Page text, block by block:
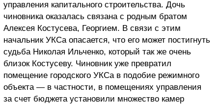
управления капитального строительства. Дочь
чиновника оказалась связана с родным братом
Алексея Костусева, Георгием. В связи с этим
начальник УКСа опасается, что его может постигнуть
судьба Николая Ильченко, который так же очень
близок Костусеву. Чиновник уже превратил
помещение городского УКСа в подобие режимного
объекта — в частности, в помещениях управления
за счет бюджета установили множество камер